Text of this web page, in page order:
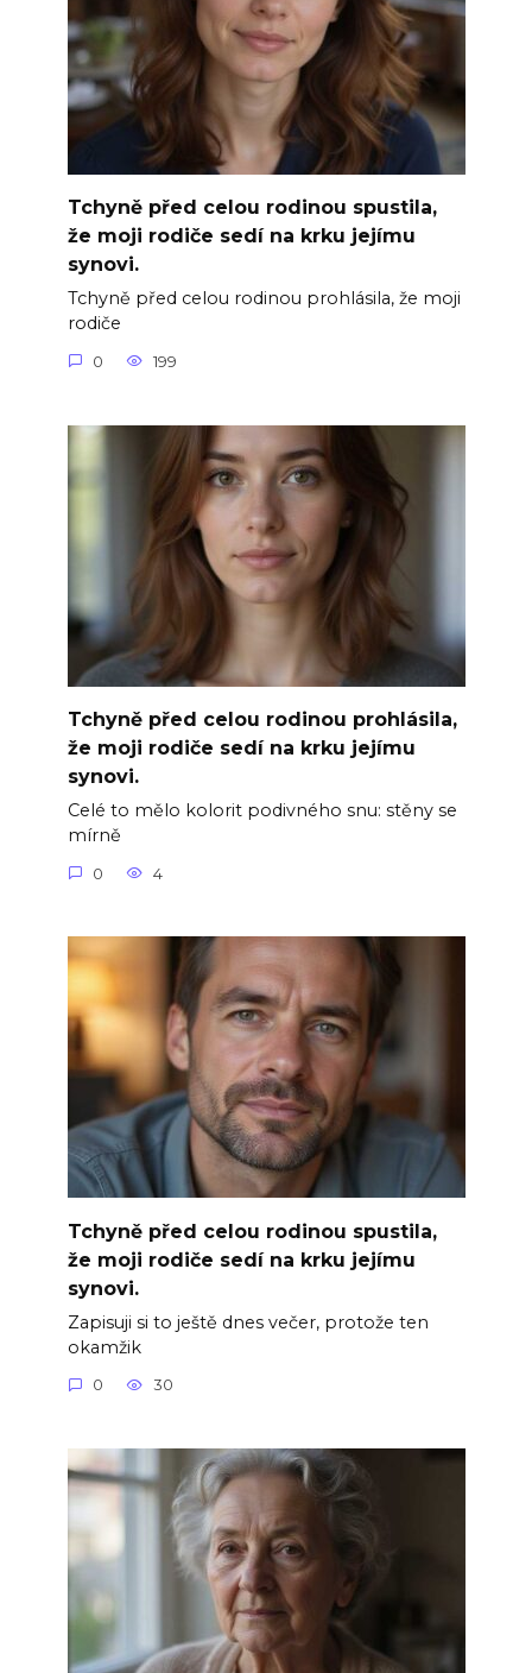
Tchyně před celou rodinou spustila,
že moji rodiče sedí na krku jejímu
synovi.
Tchyně před celou rodinou prohlásila, že moji
rodiče
0 199
Tchyně před celou rodinou prohlásila,
že moji rodiče sedí na krku jejímu
synovi.
Celé to mělo kolorit podivného snu: stěny se
mírně
0 4
Tchyně před celou rodinou spustila,
že moji rodiče sedí na krku jejímu
synovi.
Zapisuji si to ještě dnes večer, protože ten
okamžik
0 30